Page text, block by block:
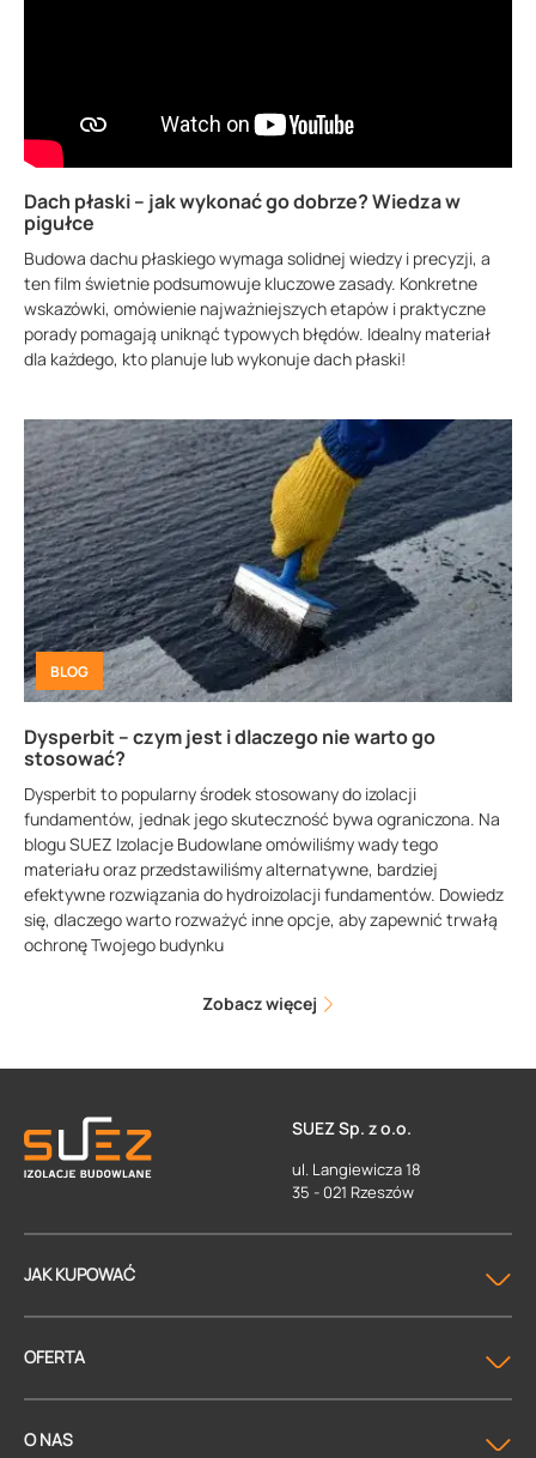
Dach płaski – jak wykonać go dobrze? Wiedza w
pigułce
Budowa dachu płaskiego wymaga solidnej wiedzy i precyzji, a
ten film świetnie podsumowuje kluczowe zasady. Konkretne
wskazówki, omówienie najważniejszych etapów i praktyczne
porady pomagają uniknąć typowych błędów. Idealny materiał
dla każdego, kto planuje lub wykonuje dach płaski!
BLOG
Dysperbit – czym jest i dlaczego nie warto go
stosować?
Dysperbit to popularny środek stosowany do izolacji
fundamentów, jednak jego skuteczność bywa ograniczona. Na
blogu SUEZ Izolacje Budowlane omówiliśmy wady tego
materiału oraz przedstawiliśmy alternatywne, bardziej
efektywne rozwiązania do hydroizolacji fundamentów. Dowiedz
się, dlaczego warto rozważyć inne opcje, aby zapewnić trwałą
ochronę Twojego budynku
Zobacz więcej
SUEZ Sp. z o.o.
ul. Langiewicza 18
35 - 021 Rzeszów
JAK KUPOWAĆ
OFERTA
O NAS